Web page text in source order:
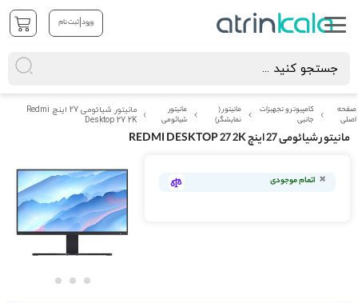
ورود|ثبت نام
صفحه
اصلی
کامپیوتر و تجهیزات
جانبی
مانیتور (
نمایشگر)
مانیتور
شیائومی
مانیتور شیائومی 27 اینچ Redmi
Desktop 27 2K
مانیتور شیائومی 27 اینچ REDMI DESKTOP 27 2K
به
انتهای
گالری
تصاویر
اتمام موجودی